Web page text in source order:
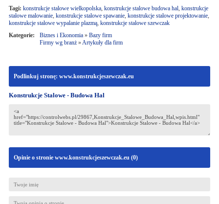
Tagi: konstrukcje stalowe wielkopolska, konstrukcje stalowe budowa hal, konstrukcje
stalowe malowanie, konstrukcje stalowe spawanie, konstrukcje stalowe projektowanie,
konstrukcje stalowe wypalanie plazmą, konstrukcje stalowe szewczak
Kategorie:
Biznes i Ekonomia» Bazy firm
Firmy wg branż»Artykuły dla firm
Podlinkuj stronę: www.konstrukcjeszewczak.eu
Konstrukcje Stalowe - Budowa Hal
Opinie o stronie www.konstrukcjeszewczak.eu (0)